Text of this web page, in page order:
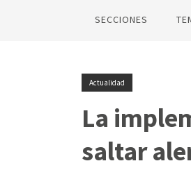
SECCIONES
Actualidad
La
saltar